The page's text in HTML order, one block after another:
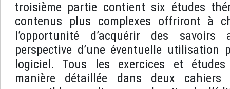
troisième partie contient six études
contenus plus complexes offriront à
l’opportunité d’acquérir des
perspective d’une éventuelle utilisation
logiciel. Tous les exercices et
manière détaillée dans deux